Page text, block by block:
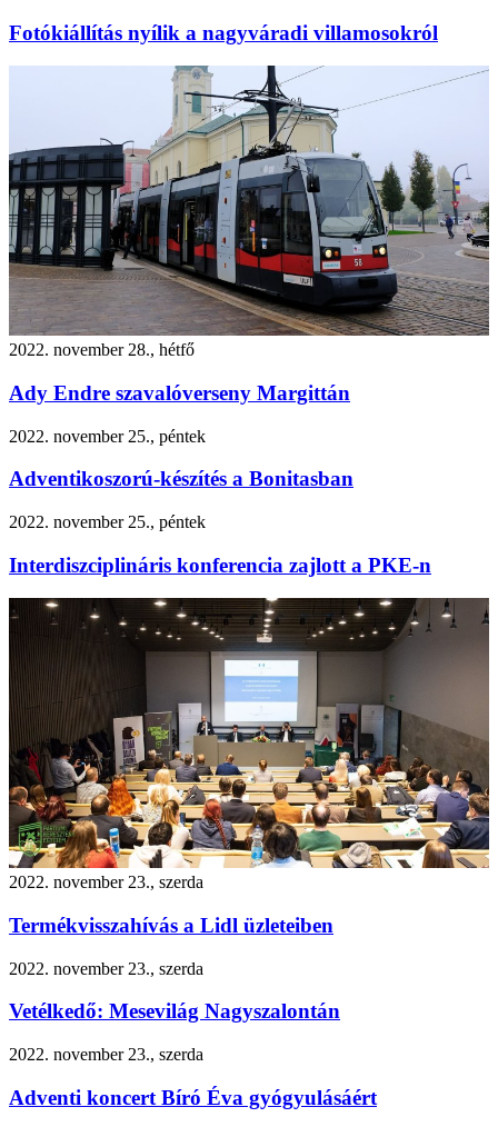
Fotókiállítás nyílik a nagyváradi villamosokról
2022. november 28., hétfő
Ady Endre szavalóverseny Margittán
2022. november 25., péntek
Adventikoszorú-készítés a Bonitasban
2022. november 25., péntek
Interdiszciplináris konferencia zajlott a PKE-n
2022. november 23., szerda
Termékvisszahívás a Lidl üzleteiben
2022. november 23., szerda
Vetélkedő: Mesevilág Nagyszalontán
2022. november 23., szerda
Adventi koncert Bíró Éva gyógyulásáért